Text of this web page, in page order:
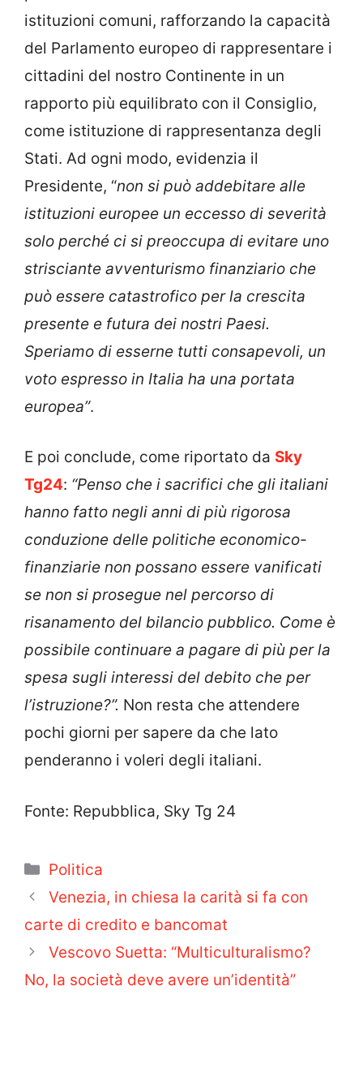
istituzioni comuni, rafforzando la capacità
del Parlamento europeo di rappresentare i
cittadini del nostro Continente in un
rapporto più equilibrato con il Consiglio,
come istituzione di rappresentanza degli
Stati. Ad ogni modo, evidenzia il
Presidente, “non si può addebitare alle
istituzioni europee un eccesso di severità
solo perché ci si preoccupa di evitare uno
strisciante avventurismo finanziario che
può essere catastrofico per la crescita
presente e futura dei nostri Paesi.
Speriamo di esserne tutti consapevoli, un
voto espresso in Italia ha una portata
europea”.
E poi conclude, come riportato da Sky
Tg24: “Penso che i sacrifici che gli italiani
hanno fatto negli anni di più rigorosa
conduzione delle politiche economico-
finanziarie non possano essere vanificati
se non si prosegue nel percorso di
risanamento del bilancio pubblico. Come è
possibile continuare a pagare di più per la
spesa sugli interessi del debito che per
l’istruzione?”. Non resta che attendere
pochi giorni per sapere da che lato
penderanno i voleri degli italiani.
Fonte: Repubblica, Sky Tg 24
Categorie
Politica
Venezia, in chiesa la carità si fa con
carte di credito e bancomat
Vescovo Suetta: “Multiculturalismo?
No, la società deve avere un’identità”